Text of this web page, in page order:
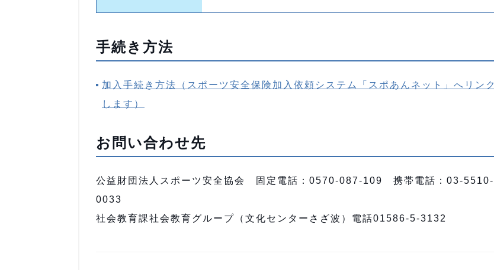
手続き方法
加入手続き方法（スポーツ安全保険加入依頼システム「スポあんネット」へリンク
します）
お問い合わせ先
公益財団法人スポーツ安全協会 固定電話：0570-087-109 携帯電話：03-5510-
0033
社会教育課社会教育グループ（文化センターさざ波）電話01586-5-3132